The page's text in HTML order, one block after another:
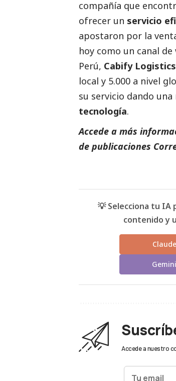
compañía que
ofrecer un servicio
apostaron por la
hoy como un canal
Perú, Cabify Logistics
local y 5.000 a nivel
su servicio dando
tecnología.
Accede a más
de publicaciones
💡 Selecciona tu
contenido y
Claude
Gemini
Accede a nuestro